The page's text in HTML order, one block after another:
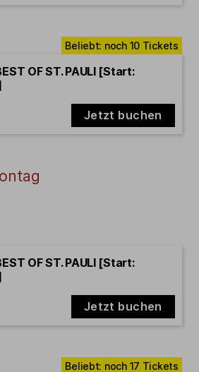
OF ST. PAULI [Start:
Jetzt buchen
OF ST. PAULI [Start:
Jetzt buchen